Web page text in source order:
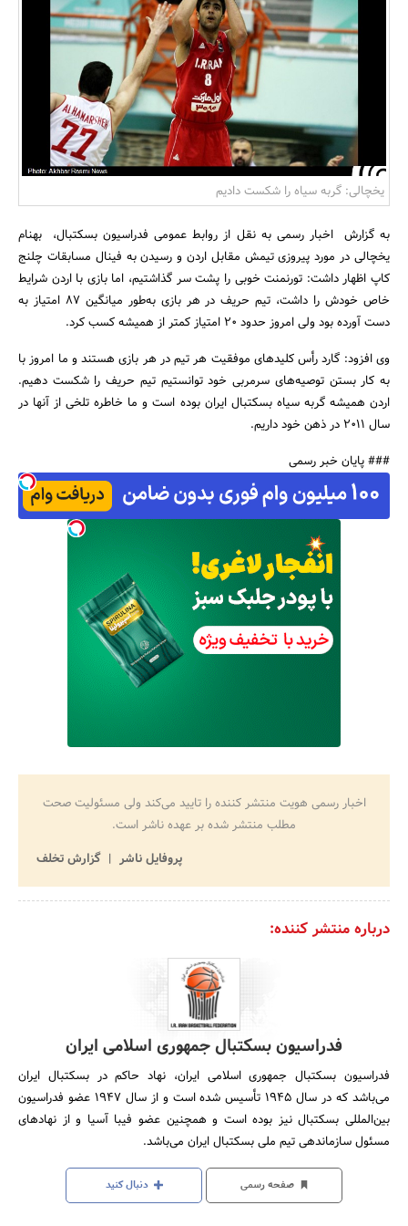
بانک، بیمه و سرمایه
مسکن و ساختمان
جستجو
یخچالی: گربه سیاه را شکست دادیم
به گزارش اخبار رسمی به نقل از روابط عمومی فدراسیون بسکتبال، بهنام
یخچالی در مورد پیروزی تیمش مقابل اردن و رسیدن به فینال مسابقات چلنج
کاپ اظهار داشت: تورنمنت خوبی را پشت سر گذاشتیم، اما بازی با اردن شرایط
خاص خودش را داشت، تیم حریف در هر بازی به‌طور میانگین 87 امتیاز به
دست آورده بود ولی امروز حدود 20 امتیاز کمتر از همیشه کسب کرد.
وی افزود: گارد رأس کلیدهای موفقیت هر تیم در هر بازی هستند و ما امروز با
به کار بستن توصیه‌های سرمربی خود توانستیم تیم حریف را شکست دهیم.
اردن همیشه گربه سیاه بسکتبال ایران بوده است و ما خاطره تلخی از آنها در
سال 2011 در ذهن خود داریم.
### پایان خبر رسمی
اخبار رسمی هویت منتشر کننده را تایید می‌کند ولی مسئولیت صحت
مطلب منتشر شده بر عهده ناشر است.
پروفایل ناشر
گزارش تخلف
درباره منتشر کننده:
فدراسیون بسکتبال جمهوری اسلامی ایران
فدراسیون بسکتبال جمهوری اسلامی ایران، نهاد حاکم در بسکتبال ایران
می‌باشد که در سال 1945 تأسیس شده است و از سال 1947 عضو فدراسیون
بین‌المللی بسکتبال نیز بوده است و همچنین عضو فیبا آسیا و از نهادهای
مسئول سازماندهی تیم ملی بسکتبال ایران می‌باشد.
صفحه رسمی دنبال کنید